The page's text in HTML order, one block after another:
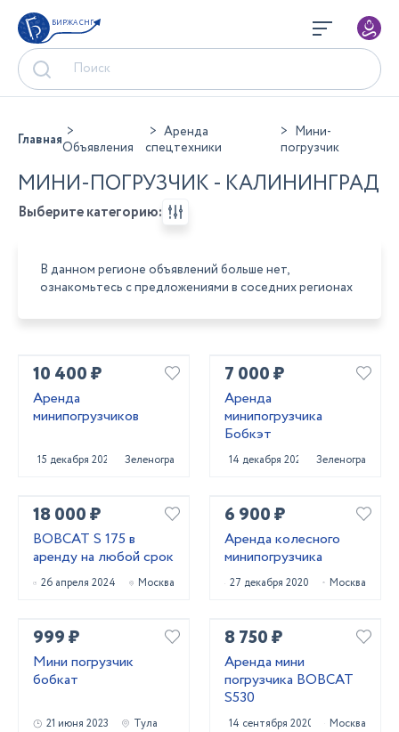
БИРЖА СНГ
ГлавнаяОбъявления
Аренда
спецтехники
Мини-
погрузчик
МИНИ-ПОГРУЗЧИК - КАЛИНИНГРАД
Выберите категорию:
В данном регионе объявлений больше нет,
ознакомьтесь с предложениями в соседних регионах
10 400 ₽
Аренда
минипогрузчиков
15 декабря 2020 Зеленоград
7 000 ₽
Аренда
минипогрузчика
Бобкэт
14 декабря 2020 Зеленоград
18 000 ₽
BOBCAT S 175 в
аренду на любой срок
26 апреля 2024 Москва
6 900 ₽
Аренда колесного
минипогрузчика
27 декабря 2020 Москва
999 ₽
Мини погрузчик
бобкат
21 июня 2023 Тула
8 750 ₽
Аренда мини
погрузчика BOBCAT
S530
14 сентября 2020 Москва